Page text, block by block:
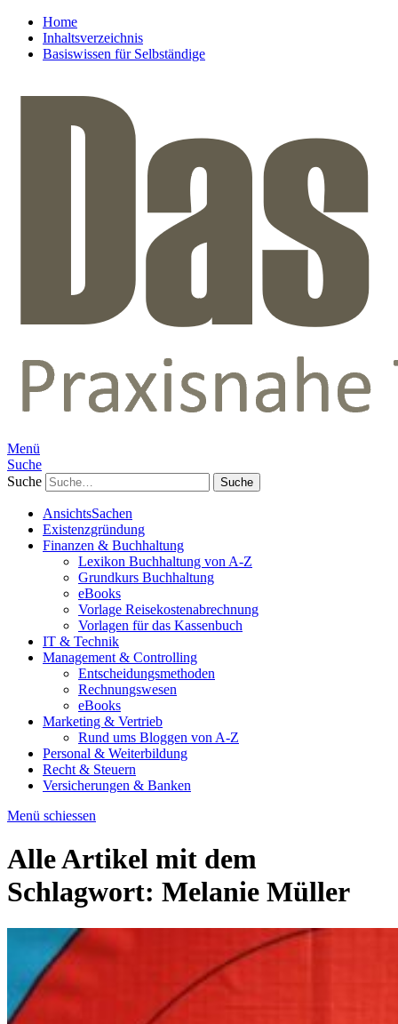
Home
Inhaltsverzeichnis
Basiswissen für Selbständige
Menü
Suche
Suche
AnsichtsSachen
Existenzgründung
Finanzen & Buchhaltung
Lexikon Buchhaltung von A-Z
Grundkurs Buchhaltung
eBooks
Vorlage Reisekostenabrechnung
Vorlagen für das Kassenbuch
IT & Technik
Management & Controlling
Entscheidungsmethoden
Rechnungswesen
eBooks
Marketing & Vertrieb
Rund ums Bloggen von A-Z
Personal & Weiterbildung
Recht & Steuern
Versicherungen & Banken
Menü schiessen
Alle Artikel mit dem
Schlagwort: Melanie Müller